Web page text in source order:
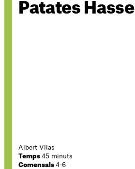
Patates
Albert Vilas
Temps45 minuts
Comensals4-6